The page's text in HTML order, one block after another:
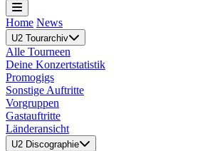
Home News
U2 Tourarchiv
Alle Tourneen
Deine Konzertstatistik
Promogigs
Sonstige Auftritte
Vorgruppen
Gastauftritte
Länderansicht
U2 Discographie